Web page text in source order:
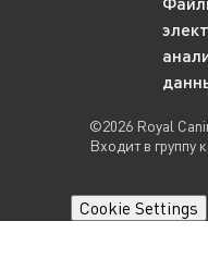
©2026 Royal
Входит в группу
Cookie Settings